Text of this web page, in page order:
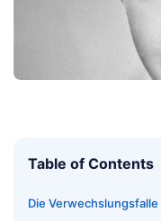
Table of Contents
Die